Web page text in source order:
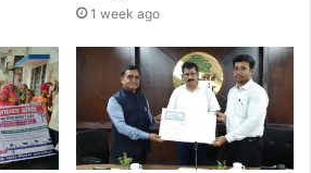
1 week ago